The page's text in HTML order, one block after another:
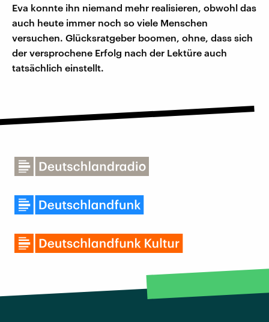
Eva konnte ihn niemand mehr realisieren, obwohl das
auch heute immer noch so viele Menschen
versuchen. Glücksratgeber boomen, ohne, dass sich
der versprochene Erfolg nach der Lektüre auch
tatsächlich einstellt.